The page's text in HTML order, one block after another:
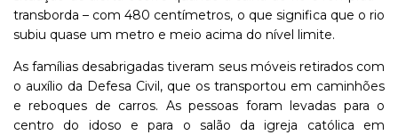
transborda – com 480 centímetros, o que significa que o rio
subiu quase um metro e meio acima do nível limite.
As famílias desabrigadas tiveram seus móveis retirados com
o auxílio da Defesa Civil, que os transportou em caminhões
e reboques de carros. As pessoas foram levadas para o
centro do idoso e para o salão da igreja católica em